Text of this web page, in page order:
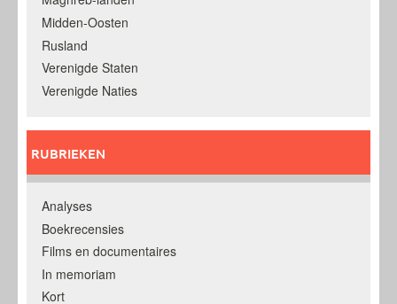
Midden-Oosten
Rusland
Verenigde Staten
Verenigde Naties
RUBRIEKEN
Analyses
Boekrecensies
Films en documentaires
In memoriam
Kort